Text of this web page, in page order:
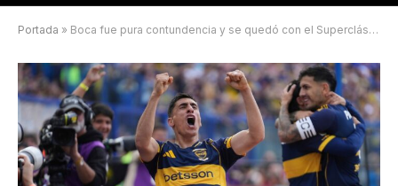
Portada » Boca fue pura contundencia y se quedó con el Superclásico y el pasaje a la Libertadores